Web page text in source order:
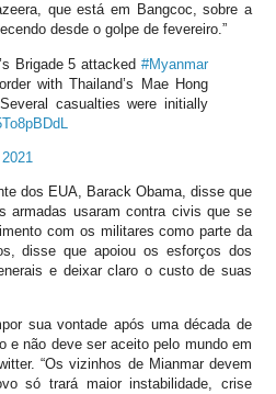
que está em Bangcoc, sobre a
desde o golpe de fevereiro.”
Brigade 5 attacked #Myanmar
with Thailand’s Mae Hong
casualties were initially
dos EUA, Barack Obama, disse que
armadas usaram contra civis que se
com os militares como parte da
disse que apoiou os esforços dos
e deixar claro o custo de suas
sua vontade após uma década de
e não deve ser aceito pelo mundo em
“Os vizinhos de Mianmar devem
só trará maior instabilidade, crise